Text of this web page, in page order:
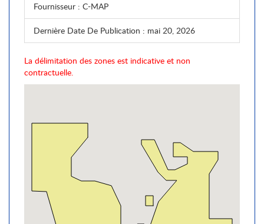
Fournisseur : C-MAP
Dernière Date De Publication : mai 20, 2026
La délimitation des zones est indicative et non
contractuelle.